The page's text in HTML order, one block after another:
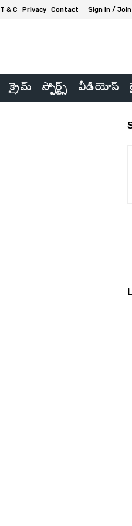
T & C Privacy Contact Sign in / Join
క్రైమ్ స్పోర్ట్స్ వీడియోస్